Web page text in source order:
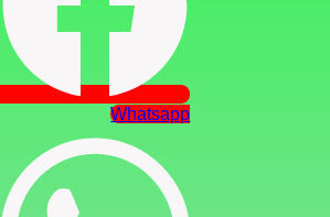
Whatsapp